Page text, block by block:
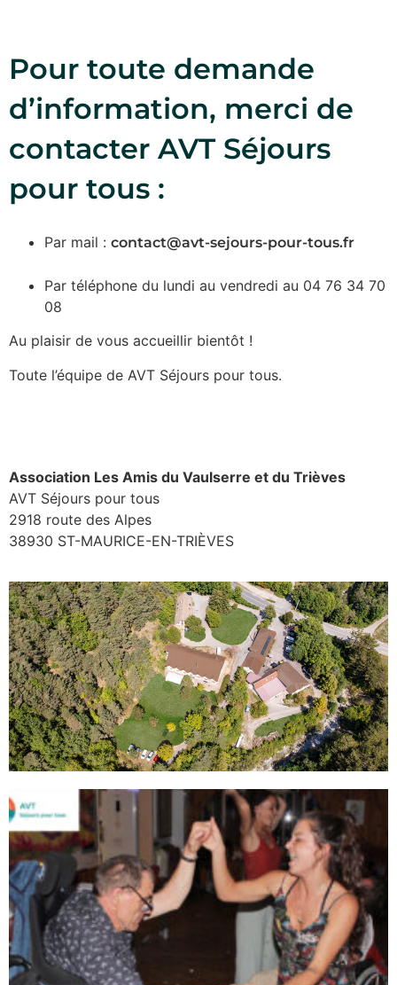
Pour toute demande
d’information, merci de
contacter AVT Séjours
pour tous :
Par mail : contact@avt-sejours-pour-tous.fr
Par téléphone du lundi au vendredi au 04 76 34 70
08
Au plaisir de vous accueillir bientôt !
Toute l’équipe de AVT Séjours pour tous.
Association Les Amis du Vaulserre et du Trièves
AVT Séjours pour tous
2918 route des Alpes
38930 ST-MAURICE-EN-TRIÈVES